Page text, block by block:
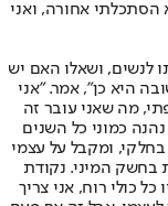
אחורה, ואני
לנשים, ושאלו האם יש
היא כן", אמר. "אני
מה שאני עובר זה
נהנה כמוני כל השנים
ומקבל על עצמי
בחשק המיני. נקודת
כולי רוח, אני צריך